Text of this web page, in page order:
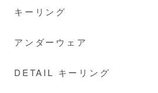
キーリング
アンダーウェア
DETAIL キーリング